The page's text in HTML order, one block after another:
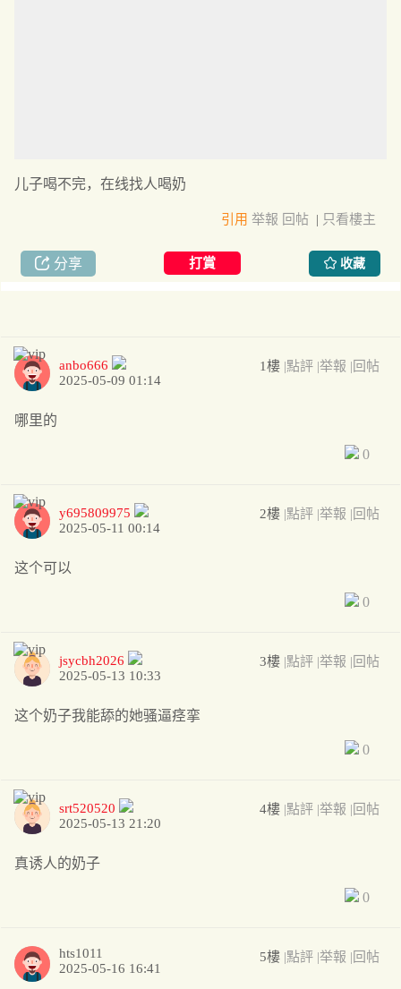
儿子喝不完，在线找人喝奶
引用 举報 回帖 | 只看樓主
分享 打賞 收藏
1樓 |點評 |举報 |回帖
anbo666
2025-05-09 01:14
哪里的
0
2樓 |點評 |举報 |回帖
y695809975
2025-05-11 00:14
这个可以
0
3樓 |點評 |举報 |回帖
jsycbh2026
2025-05-13 10:33
这个奶子我能舔的她骚逼痉挛
0
4樓 |點評 |举報 |回帖
srt520520
2025-05-13 21:20
真诱人的奶子
0
5樓 |點評 |举報 |回帖
hts1011
2025-05-16 16:41